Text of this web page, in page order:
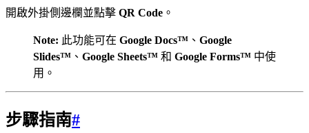
開啟外掛側邊欄並點擊 QR Code 。
Note: 此功能可在 Google Docs™ 、 Google
Slides™ 、 Google Sheets™ 和 Google Forms™ 中使
用。
步驟指南#